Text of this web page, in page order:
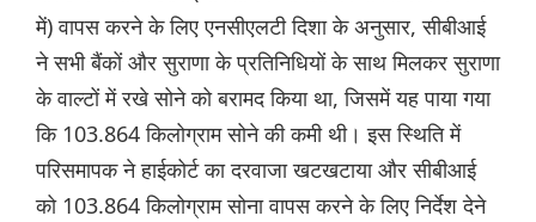
में) वापस करने के लिए एनसीएलटी दिशा के अनुसार, सीबीआई
ने सभी बैंकों और सुराणा के प्रतिनिधियों के साथ मिलकर सुराणा
के वाल्टों में रखे सोने को बरामद किया था, जिसमें यह पाया गया
कि 103.864 किलोग्राम सोने की कमी थी। इस स्थिति में
परिसमापक ने हाईकोर्ट का दरवाजा खटखटाया और सीबीआई
को 103.864 किलोग्राम सोना वापस करने के लिए निर्देश देने